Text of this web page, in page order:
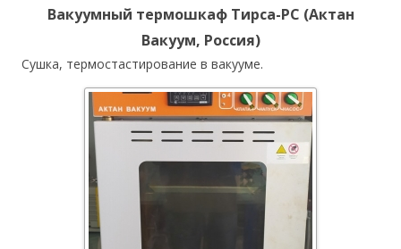
Вакуумный термошкаф Тирса-РС (Актан
Вакуум, Россия)
Сушка, термостастирование в вакууме.